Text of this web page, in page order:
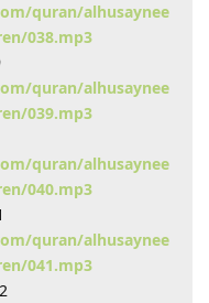
quran/alhusaynee
038.mp3
quran/alhusaynee
039.mp3
quran/alhusaynee
040.mp3
quran/alhusaynee
041.mp3